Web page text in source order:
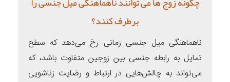
برطرف کنند؟
ناهماهنگی میل جنسی زمانی رخ می‌دهد که سطح
تمایل به رابطه جنسی بین زوجین متفاوت باشد، که
می‌تواند به چالش‌هایی در ارتباط و رضایت زناشویی